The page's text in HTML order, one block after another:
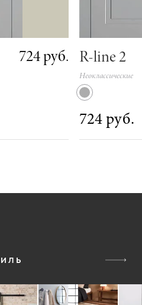
724 руб. R-line 2
Неоклассические
724 руб.